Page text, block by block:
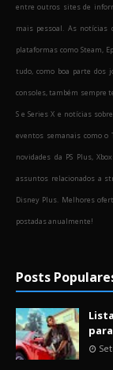
entre outros sites de
mais pessoal. As notícias
plataformas como Steam,
tudo, como boa parte dos
consoles, também sempre
S e Series X e notícias
eventos semanais como o
novidades da PS Plus,
assuntos relacionados a
Disney Plus. Melhores
postadas anualmente!
Posts